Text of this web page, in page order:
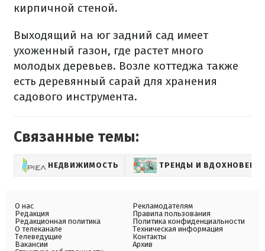
кирпичной стеной.
Выходящий на юг задний сад имеет
ухоженный газон, где растет много
молодых деревьев. Возле коттеджа также
есть деревянный сарай для хранения
садового инструмента.
Связанные темы:
НЕДВИЖИМОСТЬ ТРЕНДЫ И ВДОХНОВЕНИЕ
О нас
Редакция
Редакционная политика
О телеканале
Телеведущие
Вакансии
Рекламодателям
Правила пользования
Политика конфиденциальности
Техническая информация
Контакты
Архив